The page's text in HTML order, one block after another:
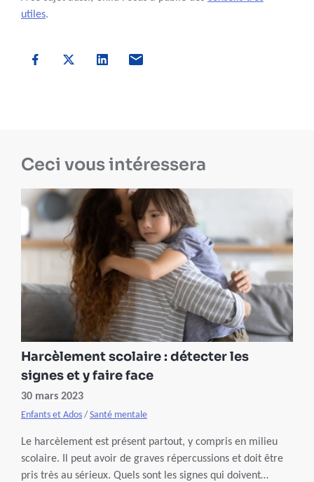
utiles.
Ceci vous intéressera
Harcèlement scolaire : détecter les
signes et y faire face
30 mars 2023
Enfants et Ados / Santé mentale
Le harcèlement est présent partout, y compris en milieu
scolaire. Il peut avoir de graves répercussions et doit être
pris très au sérieux. Quels sont les signes qui doivent